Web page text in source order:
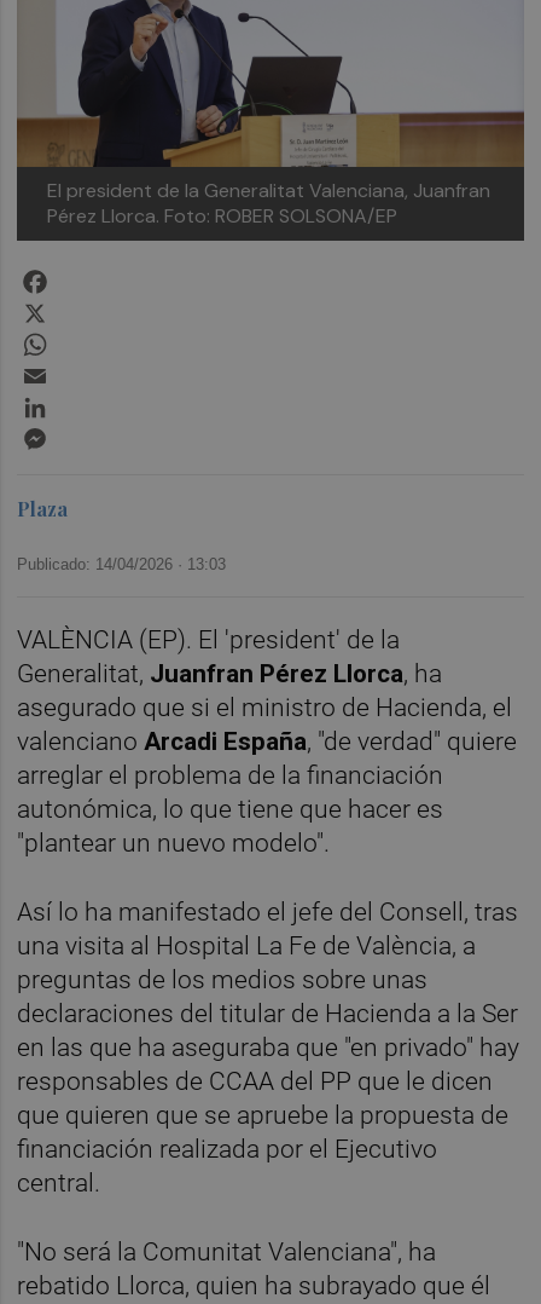
El president de la Generalitat Valenciana, Juanfran
Pérez Llorca. Foto: ROBER SOLSONA/EP
Plaza
Publicado: 14/04/2026 · 13:03
VALÈNCIA (EP). El 'president' de la
Generalitat, Juanfran Pérez Llorca, ha
asegurado que si el ministro de Hacienda, el
valencianoArcadi España, "de verdad" quiere
arreglar el problema de la financiación
autonómica, lo que tiene que hacer es
"plantear un nuevo modelo".
Así lo ha manifestado el jefe del Consell, tras
una visita al Hospital La Fe de València, a
preguntas de los medios sobre unas
declaraciones del titular de Hacienda a la Ser
en las que ha aseguraba que "en privado" hay
responsables de CCAA del PP que le dicen
que quieren que se apruebe la propuesta de
financiación realizada por el Ejecutivo
central.
"No será la Comunitat Valenciana", ha
rebatido Llorca, quien ha subrayado que él